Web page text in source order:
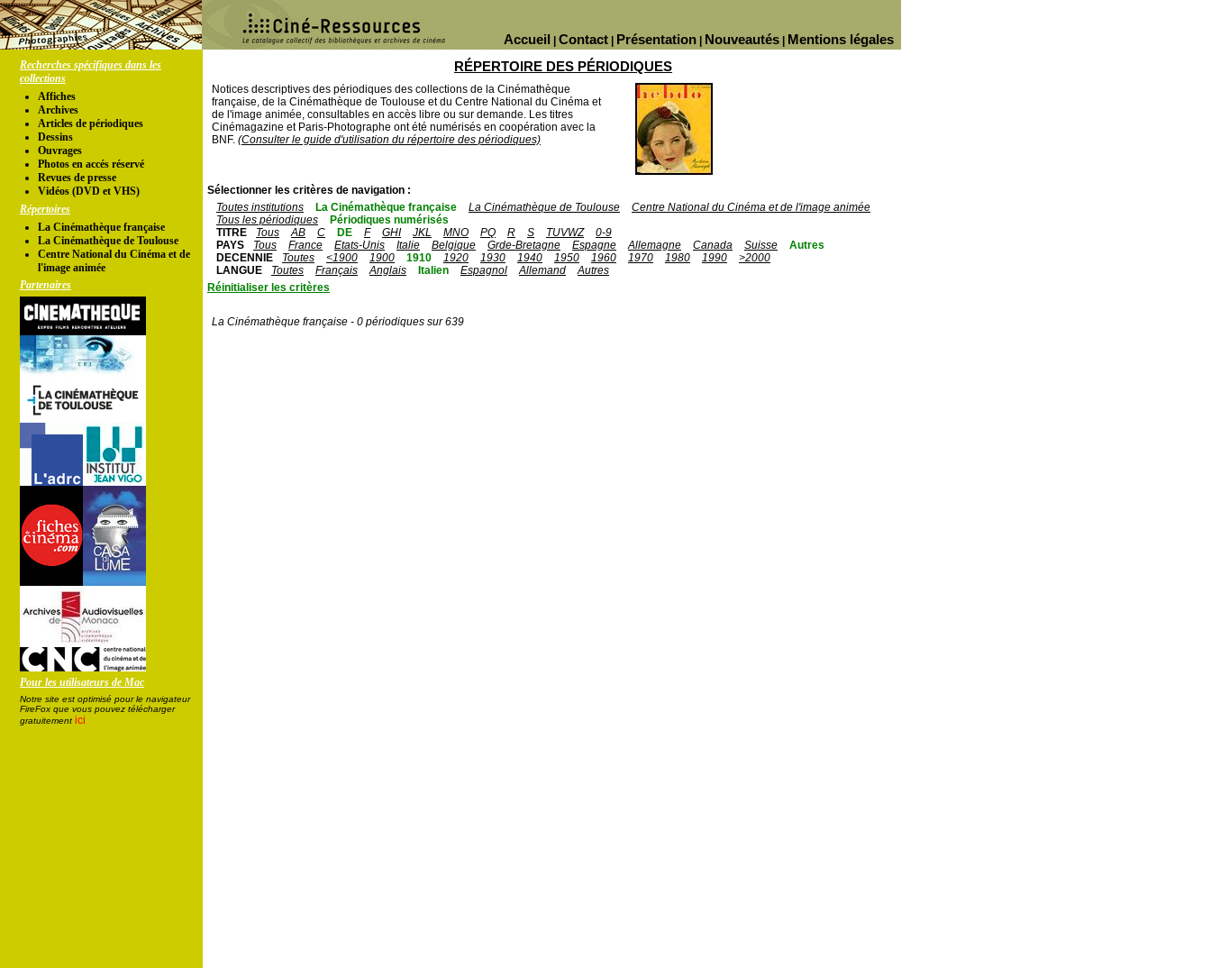
Mentions légales
Nouveautés
Présentation
Contact
Accueil
Recherches spécifiques dans les
collections
Affiches
Archives
Articles de périodiques
Dessins
Ouvrages
Photos en accés réservé
Revues de presse
Vidéos (DVD et VHS)
Répertoires
La Cinémathèque française
La Cinémathèque de Toulouse
Centre National du Cinéma et de
l'image animée
Partenaires
Pour les utilisateurs de Mac
Notre site est optimisé pour le navigateur
FireFox que vous pouvez télécharger
gratuitement ici
RÉPERTOIRE DES PÉRIODIQUES
Notices descriptives des périodiques des collections de la Cinémathèque
française, de la Cinémathèque de Toulouse et du Centre National du Cinéma et
de l'image animée, consultables en accès libre ou sur demande. Les titres
Cinémagazine et Paris-Photographe ont été numérisés en coopération avec la
BNF. (Consulter le guide d'utilisation du répertoire des périodiques)
Sélectionner les critères de navigation :
Toutes institutions
La Cinémathèque française La Cinémathèque de Toulouse
Centre National du Cinéma et de l'image animée
Tous les périodiques
Périodiques numérisés
TITRE
Tous AB C DE F GHI JKL MNO PQ R S TUVWZ
0-9
PAYS
Tous France Etats-Unis Italie Belgique Grde-Bretagne Espagne Allemagne Canada Suisse
Autres
DECENNIE
Toutes <1900 1900 1910 1920 1930 1940 1950 1960 1970 1980 1990
>2000
LANGUE
Toutes Français Anglais Italien Espagnol Allemand
Autres
Réinitialiser les critères
La Cinémathèque française - 0 périodiques sur 639